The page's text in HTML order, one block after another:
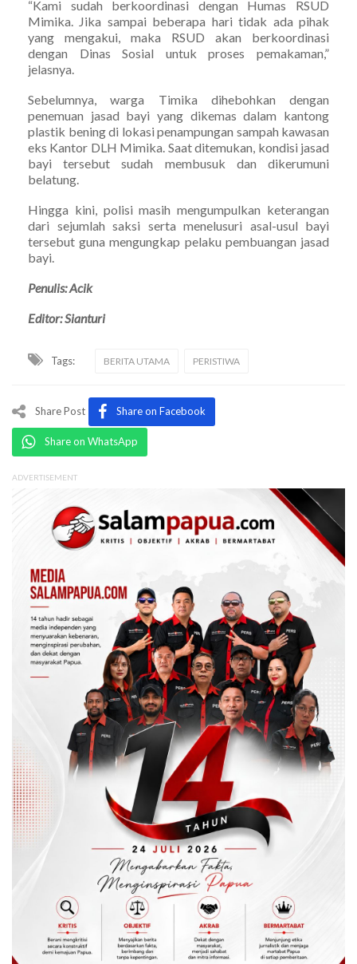
“Kami sudah berkoordinasi dengan Humas RSUD
Mimika. Jika sampai beberapa hari tidak ada pihak
yang mengakui, maka RSUD akan berkoordinasi
dengan Dinas Sosial untuk proses pemakaman,”
jelasnya.
Sebelumnya, warga Timika dihebohkan dengan
penemuan jasad bayi yang dikemas dalam kantong
plastik bening di lokasi penampungan sampah kawasan
eks Kantor DLH Mimika. Saat ditemukan, kondisi jasad
bayi tersebut sudah membusuk dan dikerumuni
belatung.
Hingga kini, polisi masih mengumpulkan keterangan
dari sejumlah saksi serta menelusuri asal-usul bayi
tersebut guna mengungkap pelaku pembuangan jasad
bayi.
Penulis: Acik
Editor: Sianturi
Tags: BERITA UTAMA PERISTIWA
Share Post Share on Facebook
Share on WhatsApp
ADVERTISEMENT